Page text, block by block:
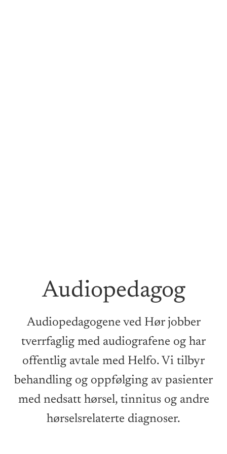
Audiopedagog
Audiopedagogene ved Hør jobber
tverrfaglig med audiografene og har
offentlig avtale med Helfo. Vi tilbyr
behandling og oppfølging av pasienter
med nedsatt hørsel, tinnitus og andre
hørselsrelaterte diagnoser.